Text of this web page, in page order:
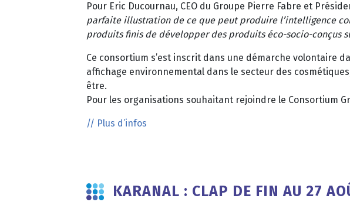
Pour Eric Ducournau, CEO du Groupe Pierre Fabre et
parfaite illustration de ce que peut produire l’intelligence
produits finis de développer des produits éco-socio-conçus
Ce consortium s’est inscrit dans une démarche volontaire
affichage environnemental dans le secteur des
être.
Pour les organisations souhaitant rejoindre le Consortium
// Plus d’infos
KARANAL : CLAP DE FIN AU 27